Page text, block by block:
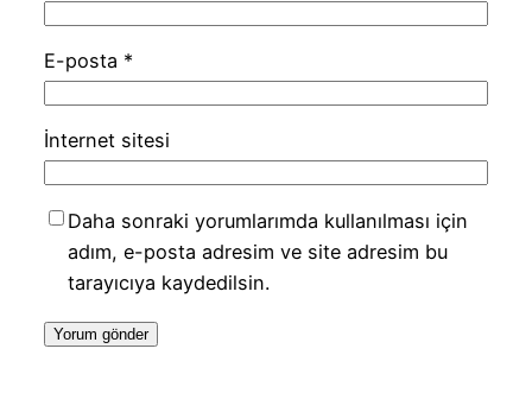
E-posta *
İnternet sitesi
Daha sonraki yorumlarımda kullanılması için
adım, e-posta adresim ve site adresim bu
tarayıcıya kaydedilsin.